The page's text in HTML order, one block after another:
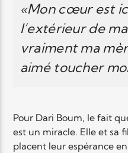
«Mon cœur est
l’extérieur de
vraiment ma
aimé toucher
Pour Dari Boum, le fait
est un miracle. Elle et sa
placent leur espérance